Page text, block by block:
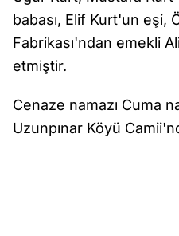
babası, Elif Kurt'un eşi,
Fabrikası'ndan emekli
etmiştir.
Cenaze namazı Cuma
Uzunpınar Köyü